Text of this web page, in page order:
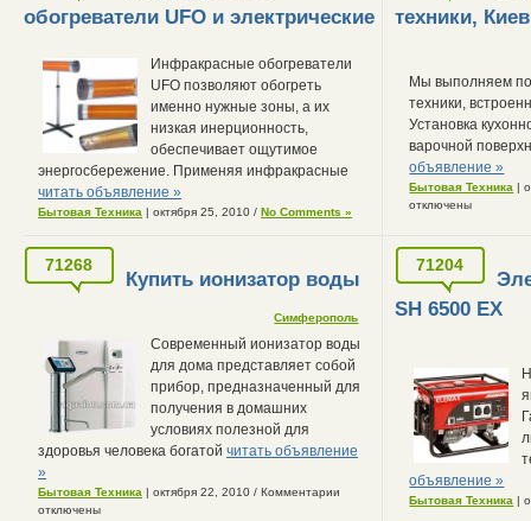
обогреватели UFO и электрические
Инфракрасные обогреватели
UFO позволяют обогреть
именно нужные зоны, а их
низкая инерционность,
обеспечивает ощутимое
энергосбережение. Применяя инфракрасные
читать объявление »
Бытовая Техника | октября 25, 2010 / No Comments »
техники,
Мы выполняем
техники,
Установка
варочной
объявление »
Бытовая Техника |
отключены
71268
Купить ионизатор воды
Симферополь
Современный ионизатор воды
для дома представляет собой
прибор, предназначенный для
получения в домашних
условиях полезной для
здоровья человека богатой читать объявление
»
Бытовая Техника | октября 22, 2010 / Комментарии
отключены
71204
SH 6500 EX
объявление »
Бытовая Техника |